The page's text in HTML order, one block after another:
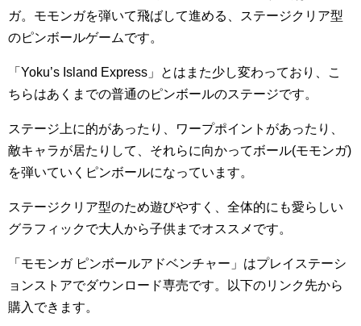
ガ。モモンガを弾いて飛ばして進める、ステージクリア型
のピンボールゲームです。
「Yoku’s Island Express」とはまた少し変わっており、こ
ちらはあくまでの普通のピンボールのステージです。
ステージ上に的があったり、ワープポイントがあったり、
敵キャラが居たりして、それらに向かってボール(モモンガ)
を弾いていくピンボールになっています。
ステージクリア型のため遊びやすく、全体的にも愛らしい
グラフィックで大人から子供までオススメです。
「モモンガ ピンボールアドベンチャー」はプレイステーシ
ョンストアでダウンロード専売です。以下のリンク先から
購入できます。